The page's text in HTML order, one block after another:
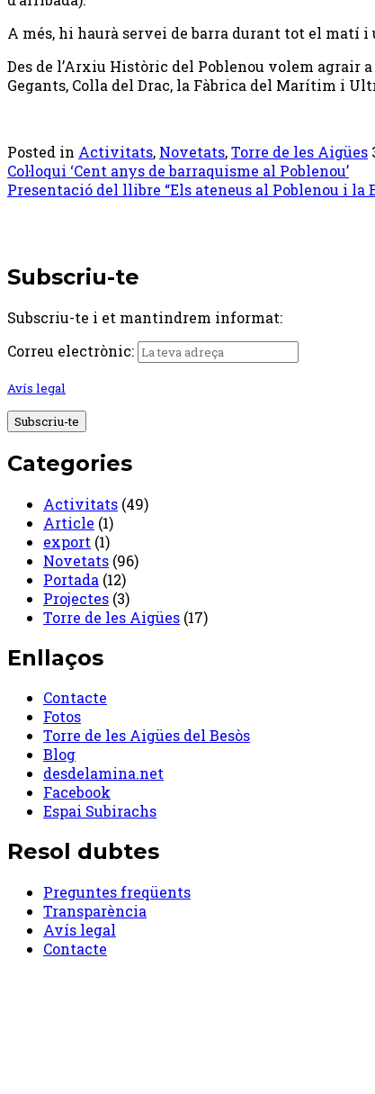
A més, hi haurà servei de barra durant tot el matí
Des de l’Arxiu Històric del Poblenou volem agrair
Gegants, Colla del Drac, la Fàbrica del Marítim i
Posted in Activitats, Novetats,Torre de les Aigües
Post
navigation
Col·loqui ‘Cent anys de barraquisme al Poblenou’
Presentació del llibre “Els ateneus al Poblenou i la
Subscriu-te
Subscriu-te i et mantindrem informat:
Correu electrònic:
Avís legal
Categories
Activitats (49)
Article (1)
export (1)
Novetats (96)
Portada (12)
Projectes (3)
Torre de les Aigües (17)
Enllaços
Contacte
Fotos
Torre de les Aigües del Besòs
Blog
desdelamina.net
Facebook
Espai Subirachs
Resol dubtes
Preguntes freqüents
Transparència
Avís legal
Contacte